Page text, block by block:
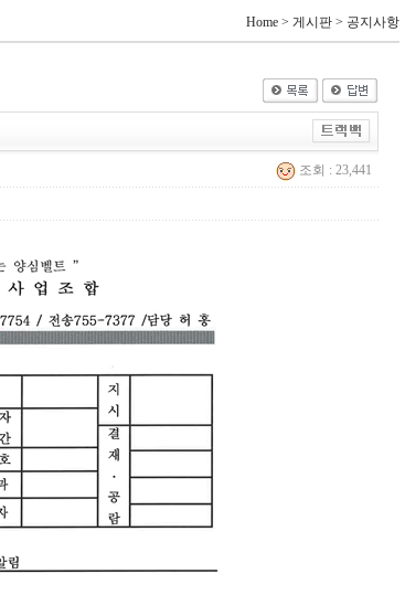
Home > 게시판 > 공지사항
조회 : 23,441